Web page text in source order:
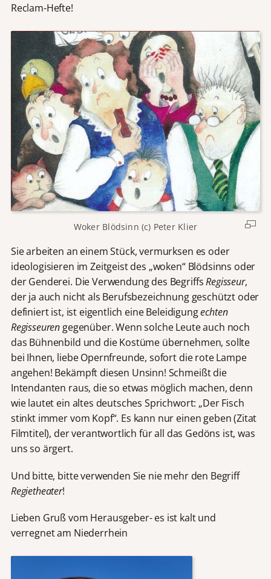
Reclam-Hefte!
Woker Blödsinn (c) Peter Klier
Sie arbeiten an einem Stück, vermurksen es oder
ideologisieren im Zeitgeist des „woken“ Blödsinns oder
der Genderei. Die Verwendung des BegriffsRegisseur,
der ja auch nicht als Berufsbezeichnung geschützt oder
definiert ist, ist eigentlich eine Beleidigungechten
Regisseurengegenüber. Wenn solche Leute auch noch
das Bühnenbild und die Kostüme übernehmen, sollte
bei Ihnen, liebe Opernfreunde, sofort die rote Lampe
angehen! Bekämpft diesen Unsinn! Schmeißt die
Intendanten raus, die so etwas möglich machen, denn
wie lautet ein altes deutsches Sprichwort: „Der Fisch
stinkt immer vom Kopf“. Es kann nur einen geben (Zitat
Filmtitel), der verantwortlich für all das Gedöns ist, was
uns so ärgert.
Und bitte, bitte verwenden Sie nie mehr den Begriff
Regietheater!
Lieben Gruß vom Herausgeber- es ist kalt und
verregnet am Niederrhein